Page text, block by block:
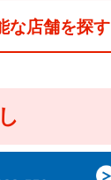
な店舗を探す